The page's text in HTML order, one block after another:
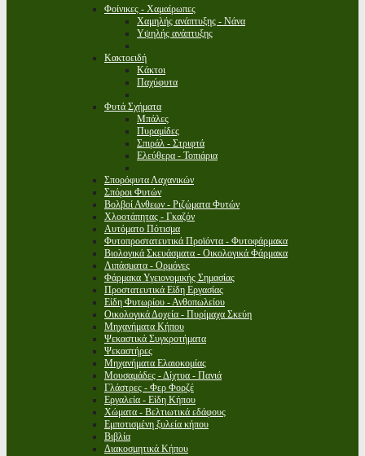
Φοίνικες - Χαμαίρωπες
Χαμηλής ανάπτυξης - Νάνα
Υψηλής ανάπτυξης
Κακτοειδή
Κάκτοι
Παχύφυτα
Φυτά Σχήματα
Μπάλες
Πυραμίδες
Σπιράλ - Στριφτά
Ελεύθερα - Τοπιάρια
Σπορόφυτα Λαχανικών
Σπόροι Φυτών
Βολβοί Ανθεων - Ριζώματα Φυτών
Χλοοτάπητας - Γκαζόν
Αυτόματο Πότισμα
Φυτοπροστατευτικά Προϊόντα - Φυτοφάρμακα
Βιολογικά Σκευάσματα - Οικολογικά Φάρμακα
Λιπάσματα - Ορμόνες
Φάρμακα Υγειονομικής Σημασίας
Προστατευτικά Είδη Εργασίας
Είδη Φυτωρίου - Ανθοπωλείου
Οικολογικά Δοχεία - Πυρίμαχα Σκεύη
Μηχανήματα Κήπου
Ψεκαστικά Συγκροτήματα
Ψεκαστήρες
Μηχανήματα Ελαιοκομίας
Μουσαμάδες - Δίχτυα - Πανιά
Γλάστρες - Φερ Φορζέ
Εργαλεία - Είδη Κήπου
Χώματα - Βελτιωτικά εδάφους
Εμποτισμένη ξυλεία κήπου
Βιβλία
Διακοσμητικά Κήπου